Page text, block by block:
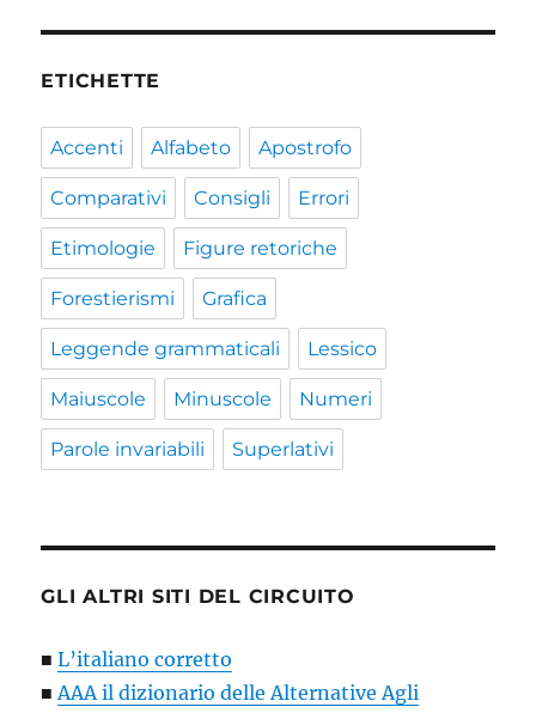
ETICHETTE
Accenti Alfabeto Apostrofo
Comparativi Consigli Errori
Etimologie Figure retoriche
Forestierismi Grafica
Leggende grammaticali Lessico
Maiuscole Minuscole Numeri
Parole invariabili Superlativi
GLI ALTRI SITI DEL CIRCUITO
■L’italiano corretto
■AAA il dizionario delle Alternative Agli